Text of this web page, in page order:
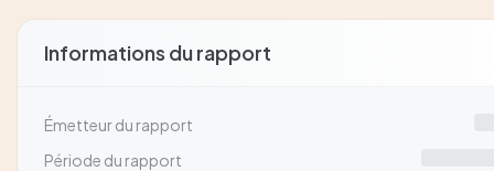
Informations du rapport
Émetteur du rapport
Période du rapport